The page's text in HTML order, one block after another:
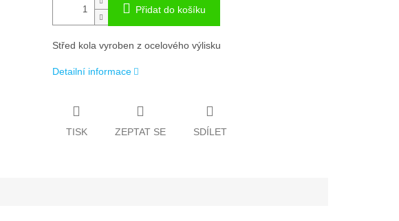
Přidat do košíku
Střed kola vyroben z ocelového výlisku
Detailní informace
TISK ZEPTAT SE SDÍLET